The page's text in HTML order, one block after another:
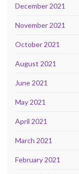
December 2021
November 2021
October 2021
August 2021
June 2021
May 2021
April 2021
March 2021
February 2021